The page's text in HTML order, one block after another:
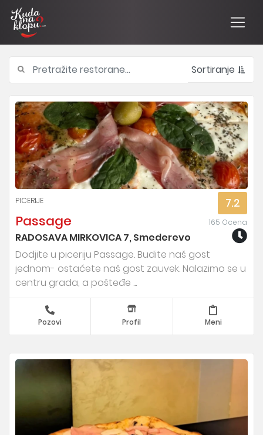
Sortiranje
7.2
165 Ocena
PICERIJE
Passage
RADOSAVA MIRKOVICA 7, Smederevo
Dodjite u piceriju Passage. Budite naš gost
jednom- ostaćete naš gost zauvek. Nalazimo se u
centru grada, a pošteđe ...
Pozovi Profil Meni